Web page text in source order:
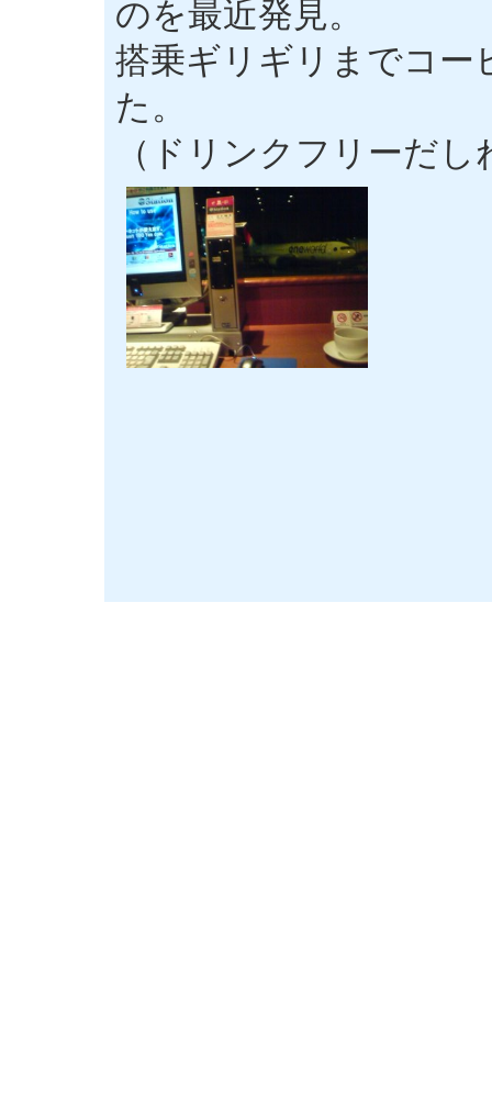
のを最近発見。
搭乗ギリギリまでコー
た。
（ドリンクフリーだし